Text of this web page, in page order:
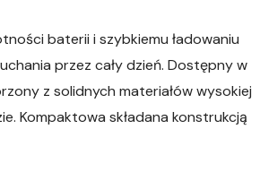
baterii i szybkiemu ładowaniu
przez cały dzień. Dostępny w
z solidnych materiałów wysokiej
Kompaktowa składana konstrukcją